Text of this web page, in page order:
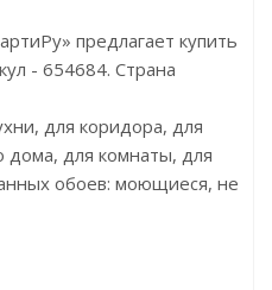
предлагает купить
- 654684. Страна
для коридора, для
дома, для комнаты, для
обоев: моющиеся, не